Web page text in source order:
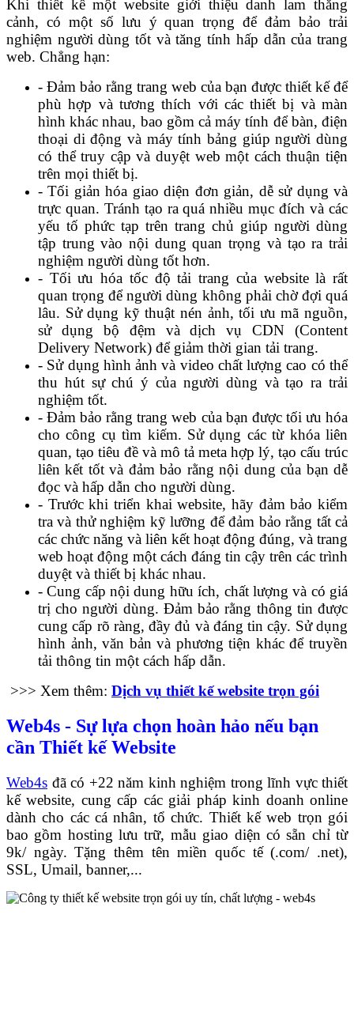
Khi thiết kế một website giới thiệu danh lam thắng
cảnh, có một số lưu ý quan trọng để đảm bảo trải
nghiệm người dùng tốt và tăng tính hấp dẫn của trang
web. Chẳng hạn:
- Đảm bảo rằng trang web của bạn được thiết kế để
phù hợp và tương thích với các thiết bị và màn
hình khác nhau, bao gồm cả máy tính để bàn, điện
thoại di động và máy tính bảng giúp người dùng
có thể truy cập và duyệt web một cách thuận tiện
trên mọi thiết bị.
- Tối giản hóa giao diện đơn giản, dễ sử dụng và
trực quan. Tránh tạo ra quá nhiều mục đích và các
yếu tố phức tạp trên trang chủ giúp người dùng
tập trung vào nội dung quan trọng và tạo ra trải
nghiệm người dùng tốt hơn.
- Tối ưu hóa tốc độ tải trang của website là rất
quan trọng để người dùng không phải chờ đợi quá
lâu. Sử dụng kỹ thuật nén ảnh, tối ưu mã nguồn,
sử dụng bộ đệm và dịch vụ CDN (Content
Delivery Network) để giảm thời gian tải trang.
- Sử dụng hình ảnh và video chất lượng cao có thể
thu hút sự chú ý của người dùng và tạo ra trải
nghiệm tốt.
- Đảm bảo rằng trang web của bạn được tối ưu hóa
cho công cụ tìm kiếm. Sử dụng các từ khóa liên
quan, tạo tiêu đề và mô tả meta hợp lý, tạo cấu trúc
liên kết tốt và đảm bảo rằng nội dung của bạn dễ
đọc và hấp dẫn cho người dùng.
- Trước khi triển khai website, hãy đảm bảo kiểm
tra và thử nghiệm kỹ lưỡng để đảm bảo rằng tất cả
các chức năng và liên kết hoạt động đúng, và trang
web hoạt động một cách đáng tin cậy trên các trình
duyệt và thiết bị khác nhau.
- Cung cấp nội dung hữu ích, chất lượng và có giá
trị cho người dùng. Đảm bảo rằng thông tin được
cung cấp rõ ràng, đầy đủ và đáng tin cậy. Sử dụng
hình ảnh, văn bản và phương tiện khác để truyền
tải thông tin một cách hấp dẫn.
>>> Xem thêm: Dịch vụ thiết kế website trọn gói
Web4s - Sự lựa chọn hoàn hảo nếu bạn
cần Thiết kế Website
Web4s đã có +22 năm kinh nghiệm trong lĩnh vực thiết
kế website, cung cấp các giải pháp kinh doanh online
dành cho các cá nhân, tổ chức. Thiết kế web trọn gói
bao gồm hosting lưu trữ, mẫu giao diện có sẵn chỉ từ
9k/ ngày. Tặng thêm tên miền quốc tế (.com/ .net),
SSL, Umail, banner,...